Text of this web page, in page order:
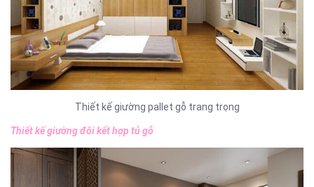
Thiết kế giường pallet gỗ trang trọng
Thiết kế giường đôi kết hợp tủ gỗ